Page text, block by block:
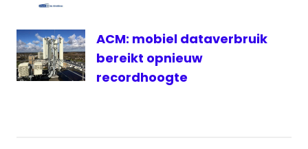
ACM: mobiel dataverbruik
bereikt opnieuw
recordhoogte